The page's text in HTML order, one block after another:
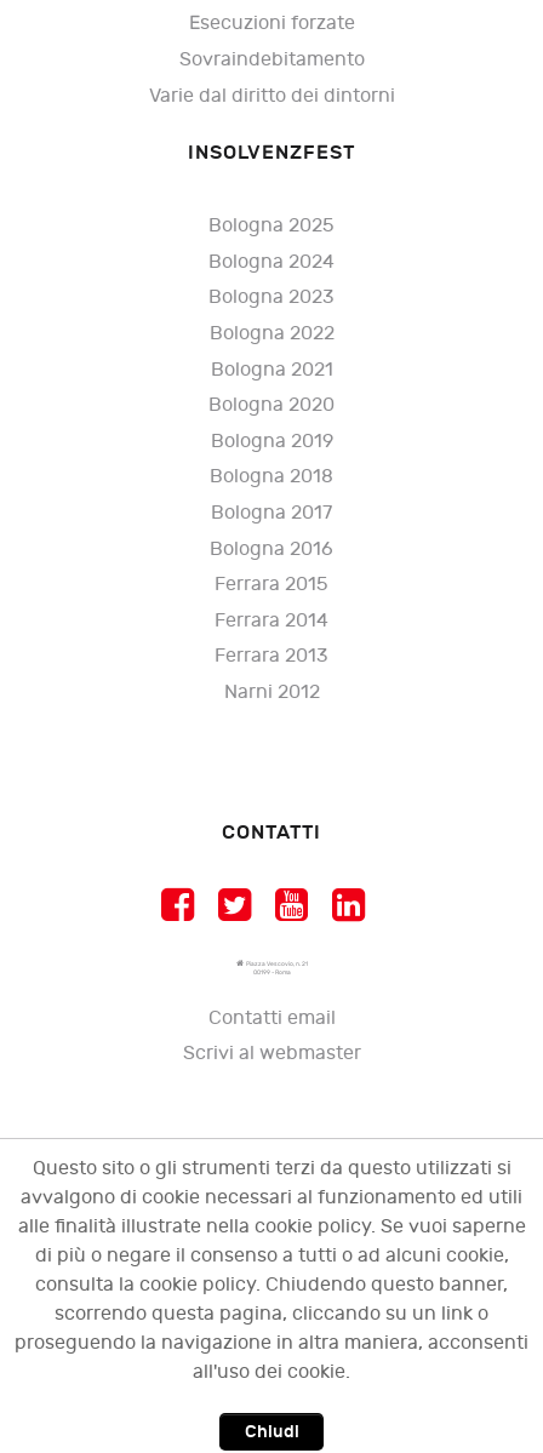
Esecuzioni forzate
Sovraindebitamento
Varie dal diritto dei dintorni
INSOLVENZFEST
Bologna 2025
Bologna 2024
Bologna 2023
Bologna 2022
Bologna 2021
Bologna 2020
Bologna 2019
Bologna 2018
Bologna 2017
Bologna 2016
Ferrara 2015
Ferrara 2014
Ferrara 2013
Narni 2012
CONTATTI
Piazza Vescovio, n. 21
00199 - Roma
Contatti email
Scrivi al webmaster
© 2009 - 2026 OCI - Osservatorio sulle crisi
d'impresa. Tutti i diritti riservati.
Questo sito o gli strumenti terzi da questo utilizzati si
avvalgono di cookie necessari al funzionamento ed utili
alle finalità illustrate nella cookie policy. Se vuoi saperne
di più o negare il consenso a tutti o ad alcuni cookie,
consulta la cookie policy. Chiudendo questo banner,
scorrendo questa pagina, cliccando su un link o
proseguendo la navigazione in altra maniera, acconsenti
all'uso dei cookie.
Chiudi